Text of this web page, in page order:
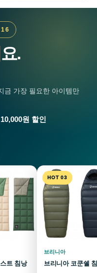
16
.
금 가장 필요한 아이템만
원 할인
트 침낭
HOT 03
브리니아
브리니아 코쿤쉘